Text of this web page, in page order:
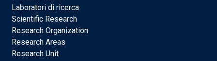
Laboratori di ricerca
Scientific Research
Research Organization
Research Areas
Research Unit